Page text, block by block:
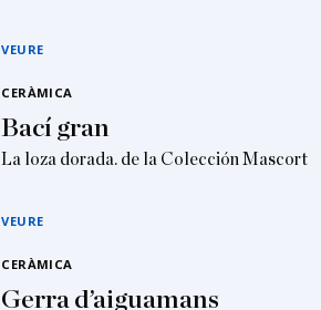
VEURE
CERÀMICA
Bací gran
La loza dorada. de la Colección Mascort
VEURE
CERÀMICA
Gerra d’aiguamans